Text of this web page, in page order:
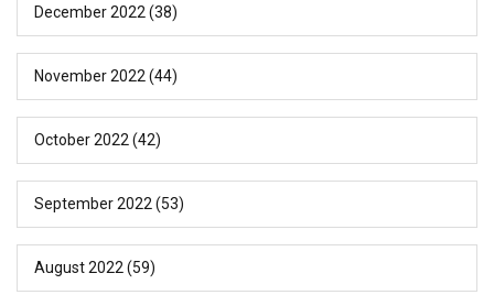
December 2022 (38)
November 2022 (44)
October 2022 (42)
September 2022 (53)
August 2022 (59)